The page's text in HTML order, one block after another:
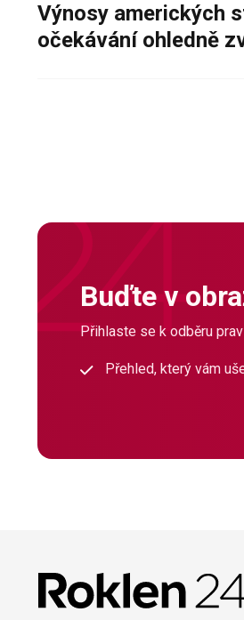
Výnosy amerických
očekávání ohledně
Buďte v
Přihlaste se k odběru
Přehled, který vám